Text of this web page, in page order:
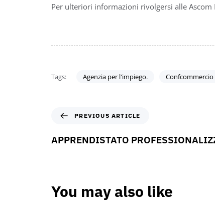
Per ulteriori informazioni rivolgersi alle Ascom
Tags: Agenzia per l'impiego. Confcommercio
PREVIOUS ARTICLE
APPRENDISTATO
You may also like